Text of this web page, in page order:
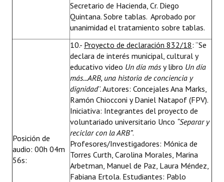
Secretario de Hacienda, Cr. Diego
Quintana. Sobre tablas. Aprobado por
unanimidad el tratamiento sobre tablas.
Posición de
audio: 00h 04m
56s:
10.- Proyecto de declaración 832/18: “Se
declara de interés municipal, cultural y
educativo video Un día más y libro Un día
más...ARB, una historia de conciencia y
dignidad”. Autores: Concejales Ana Marks,
Ramón Chiocconi y Daniel Natapof (FPV).
Iniciativa: Integrantes del proyecto de
voluntariado universitario Unco “Separar y
reciclar con la ARB”.
Profesores/Investigadores: Mónica de
Torres Curth, Carolina Morales, Marina
Arbetman, Manuel de Paz, Laura Méndez,
Fabiana Ertola. Estudiantes: Pablo